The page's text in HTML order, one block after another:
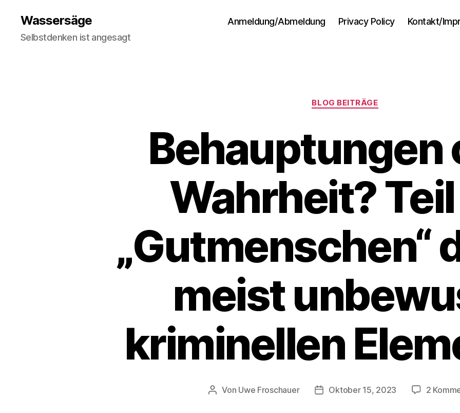
Wassersäge
Selbstdenken ist angesagt
Anmeldung/Abmeldung Privacy Policy Kontakt/
Kategorien
BLOG BEITRÄGE
Behauptungen
Wahrheit? Teil
„Gutmenschen“
meist
kriminellen
Beitragsautor
Von Uwe Froschauer Beitragsdatum
Oktober 15, 2023 2